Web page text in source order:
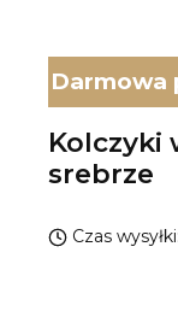
Darmowa
Kolczyki
srebrze
Czas wysyłki: